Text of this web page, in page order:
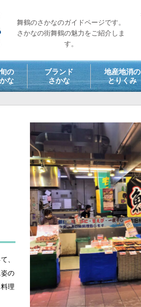
舞鶴のさかなのガイドページです。
さかなの街舞鶴の魅力をご紹介しま
す。
の
な
ブランド
さかな
地産地消の
とりくみ
、
の
理